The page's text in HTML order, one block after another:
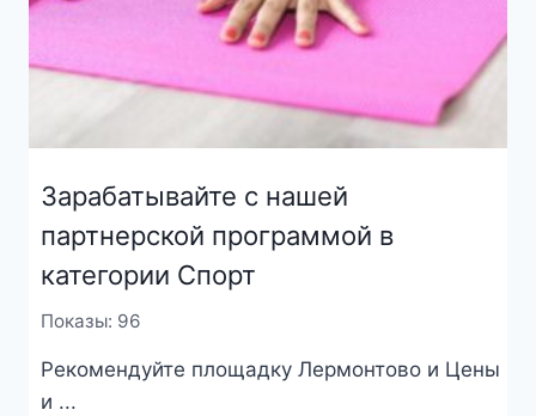
Зарабатывайте с нашей
партнерской программой в
категории Спорт
Показы: 96
Рекомендуйте площадку Лермонтово и Цены
и ...